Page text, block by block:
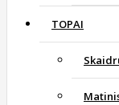
TOPAI